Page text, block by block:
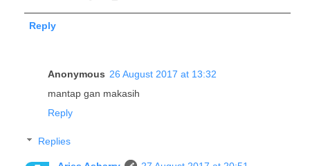
Reply
Anonymous 26 August 2017 at 13:32
mantap gan makasih
Reply
Replies